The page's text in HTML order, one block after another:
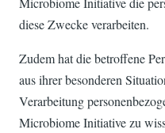
diese Zwecke verarbeiten.
Zudem hat die betroffene
aus ihrer besonderen
Verarbeitung
Microbiome Initiative zu